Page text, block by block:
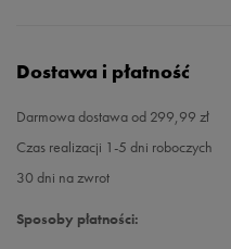
Dostawa i płatność
Darmowa dostawa od 299,99 zł
Czas realizacji 1-5 dni roboczych
30 dni na zwrot
Sposoby płatności: